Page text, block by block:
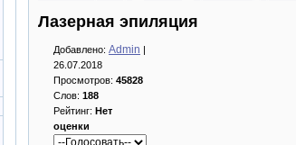
Лазерная эпиляция
Добавлено: Admin |
26.07.2018
Просмотров: 45828
Слов: 188
Рейтинг: Нет
оценки